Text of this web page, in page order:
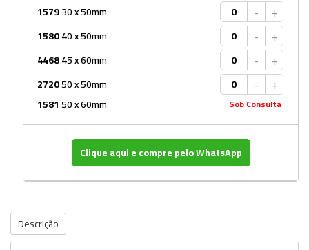
157930 x 50mm - +
158040 x 50mm - +
446845 x 60mm - +
272050 x 50mm - +
158150 x 60mm Sob Consulta
Clique aqui e compre pelo WhatsApp
Descrição